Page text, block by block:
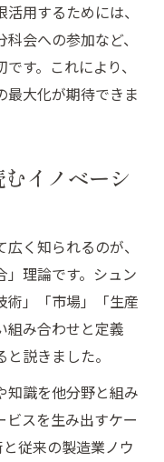
用するためには、
会への参加など、
す。これにより、
最大化が期待できま
イノベーシ
く知られるのが、
理論です。シュン
術」「市場」「生産
組み合わせと定義
説きました。
知識を他分野と組み
スを生み出すケー
従来の製造業ノウ